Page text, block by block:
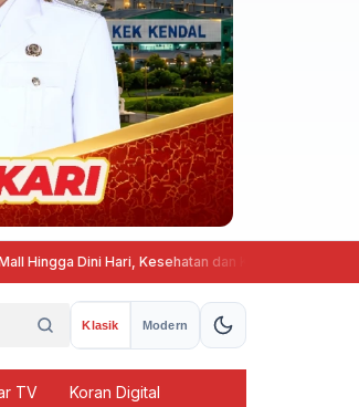
Kesehatan dan Ketenangan Warga Gombel
Klasik Modern
TV Koran Digital